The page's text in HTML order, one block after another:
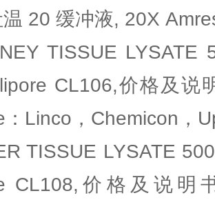
20 缓冲液, 20X
TISSUE
CL106,价格及说
：Linco，Chemicon，
TISSUE LYSATE
CL108,价格及说